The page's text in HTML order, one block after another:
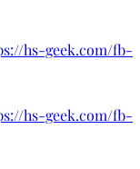
hs-geek.com/fb-
hs-geek.com/fb-